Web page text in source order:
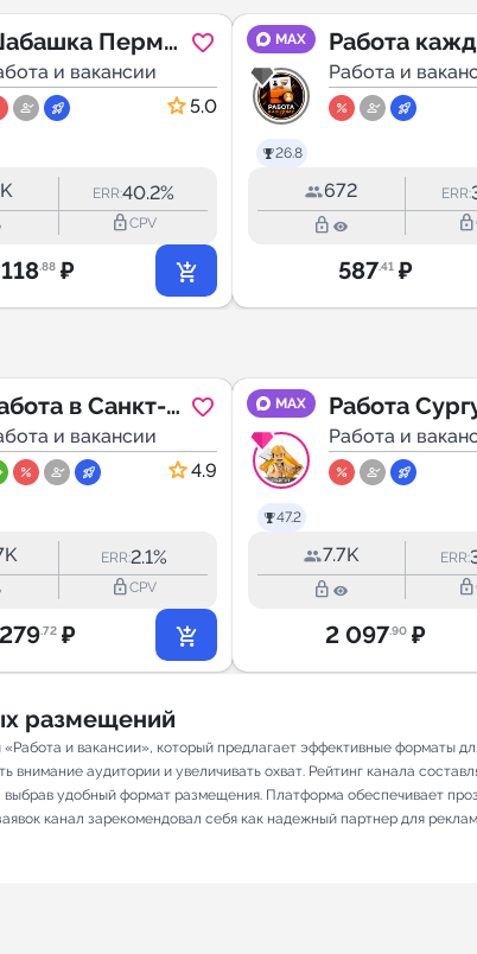
Пермь
Пермь
и вакансии
5.0
ERR:40.2%
lock_outlineCPV
.88 ₽
MAX
26.8
Работа
Работа и
672 ERR:
lock_outline lock_outline
587.41 ₽
в Санкт-
| СПб
и вакансии
4.9
ERR:2.1%
lock_outlineCPV
.72 ₽
MAX
47.2
Работа
Работа и
7.7K ERR:
lock_outline lock_outline
2 097.90 ₽
размещений
и вакансии», который предлагает эффективные форматы
внимание аудитории и увеличивать охват. Рейтинг канала
удобный формат размещения. Платформа обеспечивает
канал зарекомендовал себя как надежный партнер для